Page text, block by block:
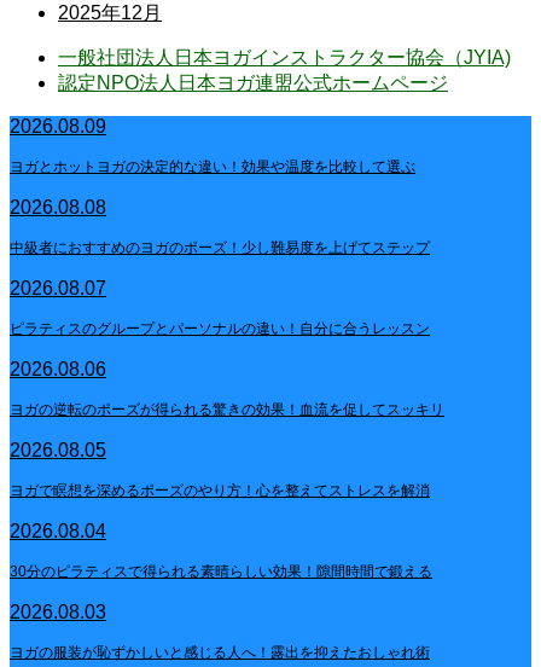
2025年12月
一般社団法人日本ヨガインストラクター協会（JYIA)
認定NPO法人日本ヨガ連盟公式ホームページ
2026.08.09
ヨガとホットヨガの決定的な違い！効果や温度を比較して選ぶ
2026.08.08
中級者におすすめのヨガのポーズ！少し難易度を上げてステップ
2026.08.07
ピラティスのグループとパーソナルの違い！自分に合うレッスン
2026.08.06
ヨガの逆転のポーズが得られる驚きの効果！血流を促してスッキリ
2026.08.05
ヨガで瞑想を深めるポーズのやり方！心を整えてストレスを解消
2026.08.04
30分のピラティスで得られる素晴らしい効果！隙間時間で鍛える
2026.08.03
ヨガの服装が恥ずかしいと感じる人へ！露出を抑えたおしゃれ術